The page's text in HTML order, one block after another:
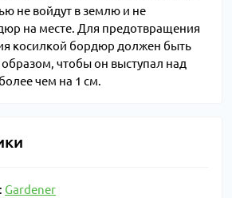
не войдут в землю и не
на месте. Для предотвращения
косилкой бордюр должен быть
чтобы он выступал над
чем на 1 см.
Gardener